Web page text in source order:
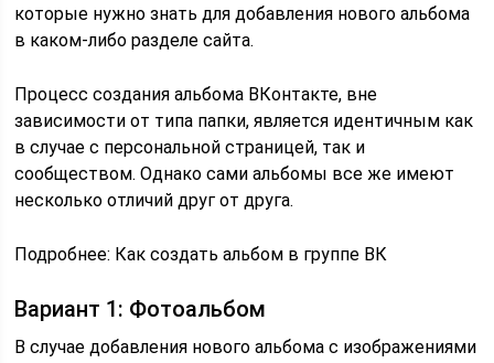
которые нужно знать для добавления нового альбома
в каком-либо разделе сайта.
Процесс создания альбома ВКонтакте, вне
зависимости от типа папки, является идентичным как
в случае с персональной страницей, так и
сообществом. Однако сами альбомы все же имеют
несколько отличий друг от друга.
Подробнее: Как создать альбом в группе ВК
Вариант 1: Фотоальбом
В случае добавления нового альбома с изображениями